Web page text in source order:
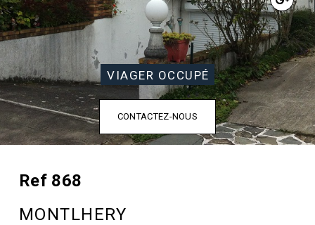
VIAGER OCCUPÉ
CONTACTEZ-NOUS
Ref 868
MONTLHERY